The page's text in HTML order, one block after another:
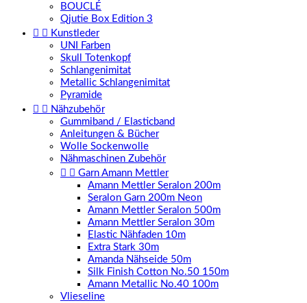
BOUCLÉ
Qjutie Box Edition 3
  Kunstleder
UNI Farben
Skull Totenkopf
Schlangenimitat
Metallic Schlangenimitat
Pyramide
  Nähzubehör
Gummiband / Elasticband
Anleitungen & Bücher
Wolle Sockenwolle
Nähmaschinen Zubehör
  Garn Amann Mettler
Amann Mettler Seralon 200m
Seralon Garn 200m Neon
Amann Mettler Seralon 500m
Amann Mettler Seralon 30m
Elastic Nähfaden 10m
Extra Stark 30m
Amanda Nähseide 50m
Silk Finish Cotton No.50 150m
Amann Metallic No.40 100m
Vlieseline